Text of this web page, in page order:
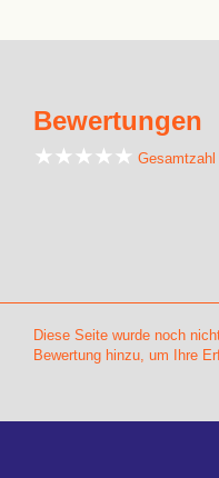
Bewertungen
Gesamtzahl
Diese Seite wurde noch
Bewertung hinzu, um Ihre